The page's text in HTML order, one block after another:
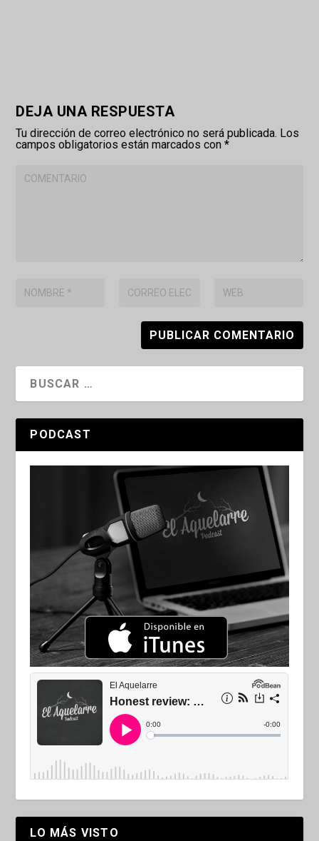
DEJA UNA RESPUESTA
Tu dirección de correo electrónico no será publicada. Los
campos obligatorios están marcados con*
PODCAST
LO MÁS VISTO